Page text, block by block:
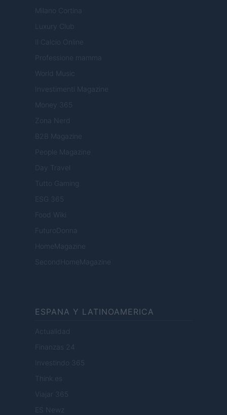
Milano Cortina
Luxury Club
Il Calcio Online
Professione mamma
World Music
Investimenti Magazine
Money 365
Zona Nerd
B2B Magazine
People Magazine
Day Travel
Tutto Gaming
ESG 365
Food Wiki
FuturoDonna
HomeMagazine
SecondHomeMagazine
ESPANA Y LATINOAMERICA
Actualidad
Finanzas 24
Investindo 365
Think.es
Viajar 365
ES Newz